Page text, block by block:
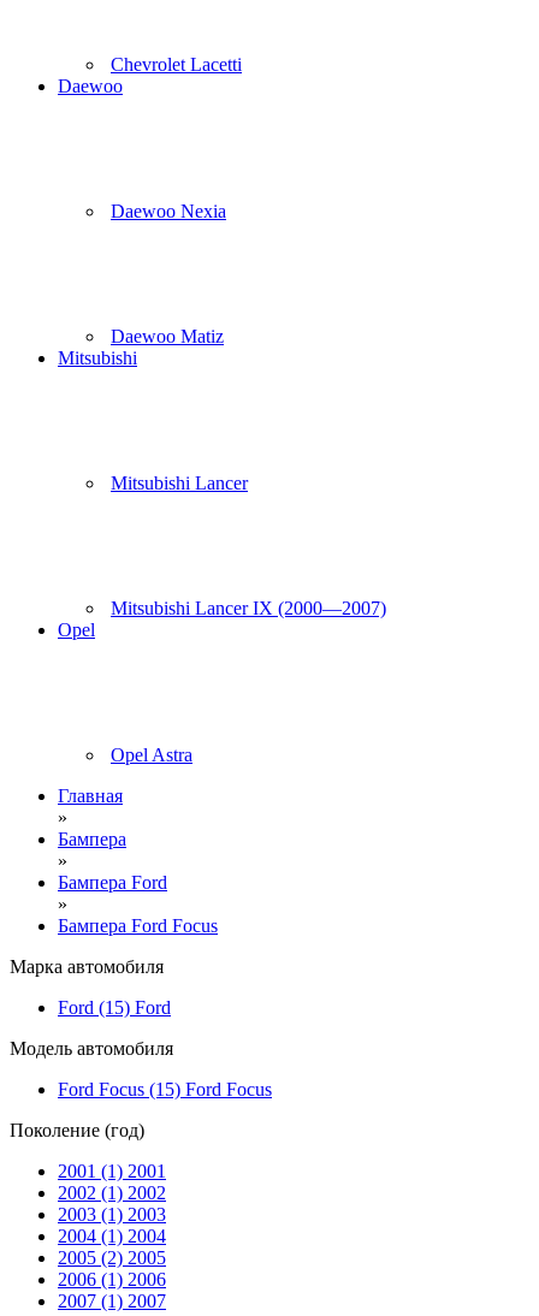
Chevrolet Lacetti
Daewoo
Daewoo Nexia
Daewoo Matiz
Mitsubishi
Mitsubishi Lancer
Mitsubishi Lancer IX (2000—2007)
Opel
Opel Astra
Главная
»
Бампера
»
Бампера Ford
»
Бампера Ford Focus
Марка автомобиля
Ford (15) Ford
Модель автомобиля
Ford Focus (15) Ford Focus
Поколение (год)
2001 (1) 2001
2002 (1) 2002
2003 (1) 2003
2004 (1) 2004
2005 (2) 2005
2006 (1) 2006
2007 (1) 2007